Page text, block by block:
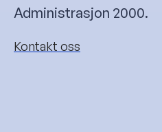
Administrasjon 2000.
Kontakt oss